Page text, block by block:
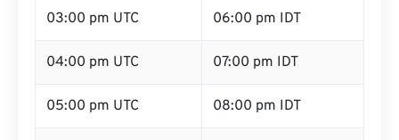
03:00 pm UTC 06:00 pm IDT
04:00 pm UTC 07:00 pm IDT
05:00 pm UTC 08:00 pm IDT